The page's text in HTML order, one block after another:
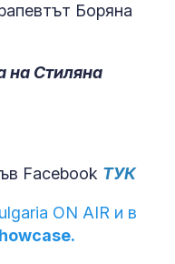
Боряна
на Стиляна
Facebook ТУК
ON AIR и в